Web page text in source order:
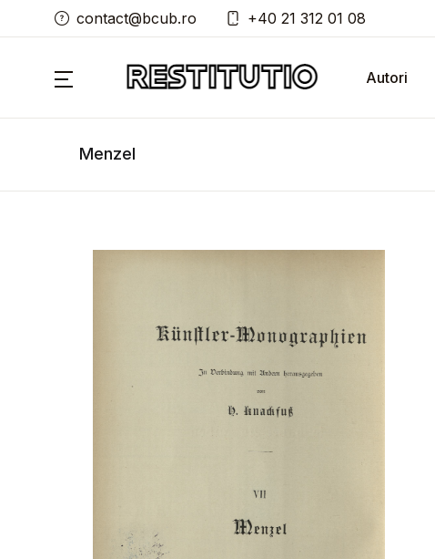
contact@bcub.ro +40 21 312 01 08
Autori
Menzel